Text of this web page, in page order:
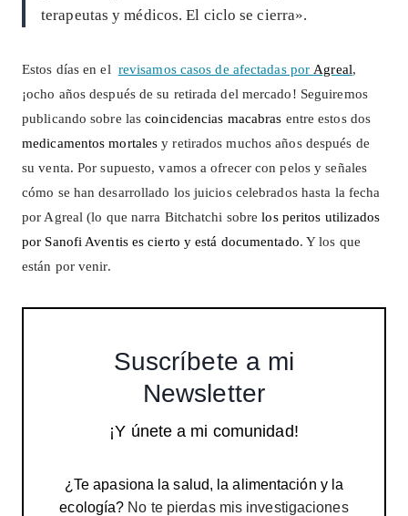
terapeutas y médicos. El ciclo se cierra».
Estos días en el revisamos casos de afectadas por Agreal,
¡ocho años después de su retirada del mercado! Seguiremos
publicando sobre lascoincidencias macabras entre estos dos
medicamentos mortales y retirados muchos años después de
su venta. Por supuesto, vamos a ofrecer con pelos y señales
cómo se han desarrollado los juicios celebrados hasta la fecha
por Agreal (lo que narra Bitchatchi sobrelos peritos utilizados
por Sanofi Aventis es cierto y está documentado. Y los que
están por venir.
Suscríbete a mi
Newsletter
¡Y únete a mi comunidad!
¿Te apasiona la salud, la alimentación y la
ecología? No te pierdas mis investigaciones